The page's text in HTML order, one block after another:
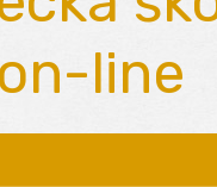
on-line